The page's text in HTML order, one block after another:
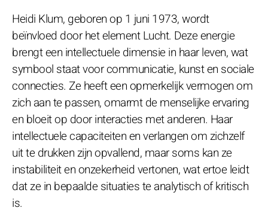
Heidi Klum, geboren op 1 juni 1973, wordt
beïnvloed door het element Lucht. Deze energie
brengt een intellectuele dimensie in haar leven, wat
symbool staat voor communicatie, kunst en sociale
connecties. Ze heeft een opmerkelijk vermogen om
zich aan te passen, omarmt de menselijke ervaring
en bloeit op door interacties met anderen. Haar
intellectuele capaciteiten en verlangen om zichzelf
uit te drukken zijn opvallend, maar soms kan ze
instabiliteit en onzekerheid vertonen, wat ertoe leidt
dat ze in bepaalde situaties te analytisch of kritisch
is.